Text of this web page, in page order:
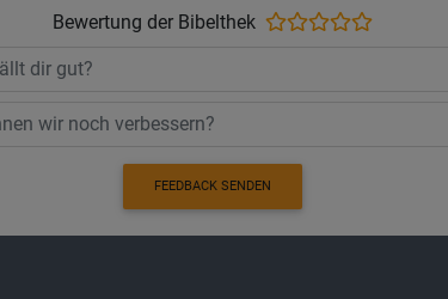
Bewertung der Bibelthek
FEEDBACK SENDEN